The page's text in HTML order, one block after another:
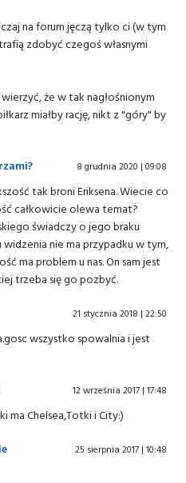
na forum jęczą tylko ci (w tym
zdobyć czegoś własnymi
że w tak nagłośnionym
miałby rację, nikt z "góry" by
8 grudnia 2020 | 09:08
tak broni Eriksena. Wiecie co
całkowicie olewa temat?
świadczy o jego braku
nie ma przypadku w tym,
ma problem u nas. On sam jest
trzeba się go pozbyć.
21 stycznia 2018 | 22:50
wszystko spowalnia i jest
12 września 2017 | 17:48
ma Chelsea,Totki i City:)
25 sierpnia 2017 | 10:48